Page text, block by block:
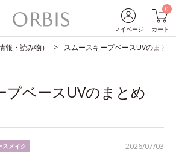
マイページ
0
カート
報・読み物） スムースキープベースUVのまとめ
プベースUVのまとめ
2026/07/03
スメイク